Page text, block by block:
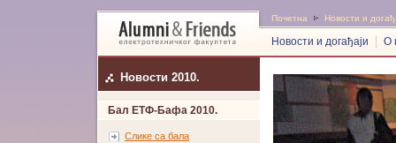
Почетна Новости и
Новости и догађаји О
Новости 2010.
Бал ЕТФ-Бафа 2010.
Слике са бала